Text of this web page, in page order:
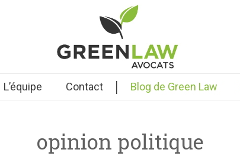
L’équipe Contact | Blog de Green Law
opinion politique